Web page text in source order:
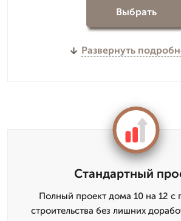
Выбрать
Развернуть
Стандартный
Полный проект дома 10 на 12 с
строительства без лишних